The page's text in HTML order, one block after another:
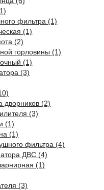
фильтра (1)
(1)
(2)
горловины (1)
(1)
(3)
дворников (2)
(3)
(1)
(1)
фильтра (4)
ДВС (4)
(1)
(3)